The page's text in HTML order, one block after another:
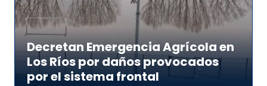
Decretan Emergencia Agrícola en
Los Ríos por daños provocados
por el sistema frontal